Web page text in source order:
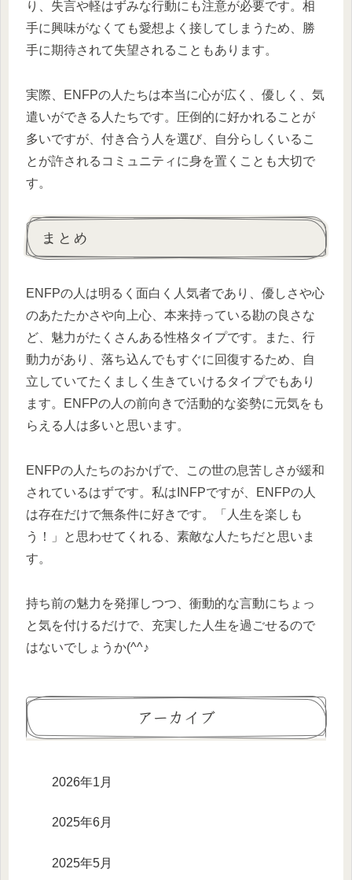
り、失言や軽はずみな行動にも注意が必要です。相
手に興味がなくても愛想よく接してしまうため、勝
手に期待されて失望されることもあります。
実際、ENFPの人たちは本当に心が広く、優しく、気
遣いができる人たちです。圧倒的に好かれることが
多いですが、付き合う人を選び、自分らしくいるこ
とが許されるコミュニティに身を置くことも大切で
す。
まとめ
ENFPの人は明るく面白く人気者であり、優しさや心
のあたたかさや向上心、本来持っている勘の良さな
ど、魅力がたくさんある性格タイプです。また、行
動力があり、落ち込んでもすぐに回復するため、自
立していてたくましく生きていけるタイプでもあり
ます。ENFPの人の前向きで活動的な姿勢に元気をも
らえる人は多いと思います。
ENFPの人たちのおかげで、この世の息苦しさが緩和
されているはずです。私はINFPですが、ENFPの人
は存在だけで無条件に好きです。「人生を楽しも
う！」と思わせてくれる、素敵な人たちだと思いま
す。
持ち前の魅力を発揮しつつ、衝動的な言動にちょっ
と気を付けるだけで、充実した人生を過ごせるので
はないでしょうか(^^♪
アーカイブ
2026年1月
2025年6月
2025年5月